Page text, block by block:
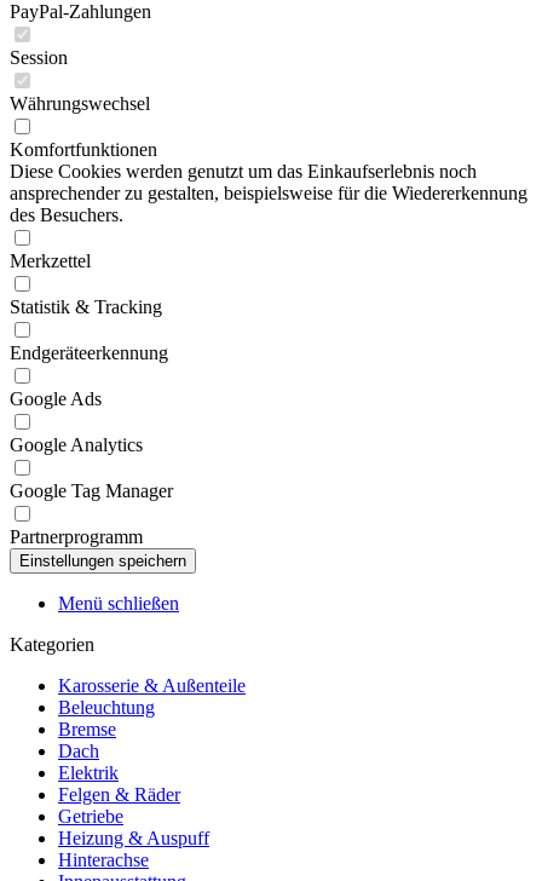
PayPal-Zahlungen
Session
Währungswechsel
Komfortfunktionen
Diese Cookies werden genutzt um das Einkaufserlebnis noch
ansprechender zu gestalten, beispielsweise für die Wiedererkennung
des Besuchers.
Merkzettel
Statistik & Tracking
Endgeräteerkennung
Google Ads
Google Analytics
Google Tag Manager
Partnerprogramm
Menü schließen
Kategorien
Karosserie & Außenteile
Beleuchtung
Bremse
Dach
Elektrik
Felgen & Räder
Getriebe
Heizung & Auspuff
Hinterachse